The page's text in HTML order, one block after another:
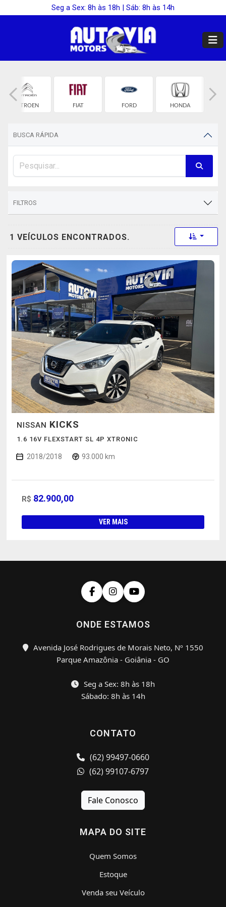
Seg a Sex: 8h às 18h | Sáb: 8h às 14h
CITROEN FIAT FORD HONDA
BUSCA RÁPIDA
FILTROS
1 VEÍCULOS ENCONTRADOS. Toggle
NISSAN KICKS
1.6 16V FLEXSTART SL 4P XTRONIC
2018/2018 93.000 km
R$ 82.900,00
VER MAIS
ONDE ESTAMOS
Avenida José Rodrigues de Morais Neto, Nº 1550
Parque Amazônia - Goiânia - GO
Seg a Sex: 8h às 18h
Sábado: 8h às 14h
CONTATO
(62) 99497-0660
(62) 99107-6797
Fale Conosco
MAPA DO SITE
Quem Somos
Estoque
Venda seu Veículo